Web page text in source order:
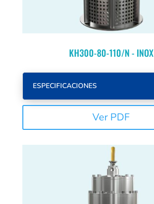
KH300-80-110/N - INOX
ESPECIFICACIONES
Ver PDF